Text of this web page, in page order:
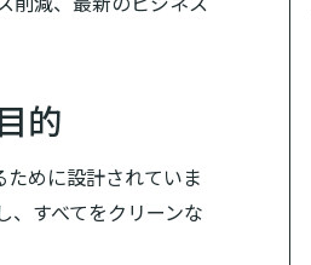
的
ために設計されていま
すべてをクリーンな